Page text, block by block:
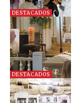
DESTACADOS
DESTACADOS